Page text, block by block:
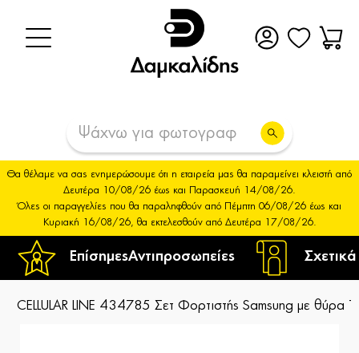
ΕπίσημεςΑντιπροσωπείες
Θα θέλαμε να σας ενημερώσουμε ότι η εταιρεία μας θα παραμείνει κλειστή από
Δευτέρα 10/08/26 έως και Παρασκευή 14/08/26.
Όλες οι παραγγελίες που θα παραληφθούν από Πέμπτη 06/08/26 έως και
Κυριακή 16/08/26, θα εκτελεσθούν από Δευτέρα 17/08/26.
CELLULAR LINE 434785 Σετ Φορτιστής Samsung με